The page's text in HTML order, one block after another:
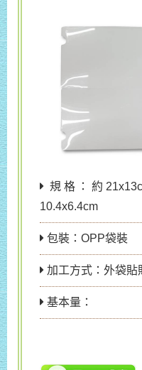
規格：約
10.4x6.4cm
包裝：OPP袋裝
加工方式：外袋貼
基本量：